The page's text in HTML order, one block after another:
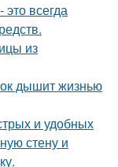
всегда
из
дышит жизнью
и удобных
стену и